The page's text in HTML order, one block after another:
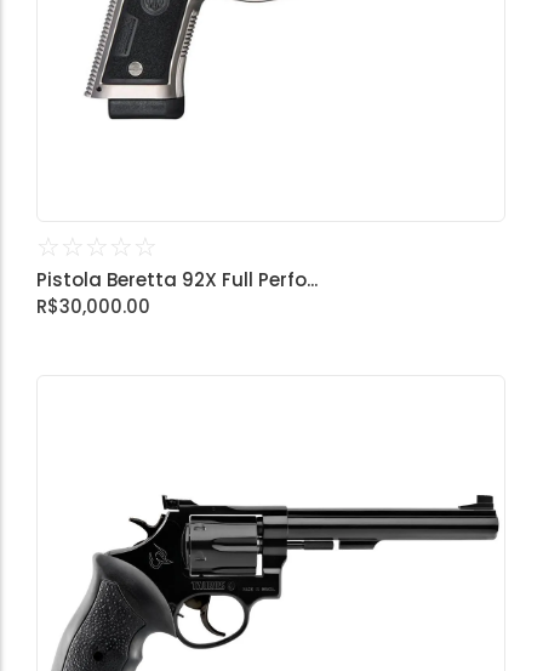
☆ ☆ ☆ ☆ ☆
Pistola Beretta 92X Full Perfo...
R$30,000.00